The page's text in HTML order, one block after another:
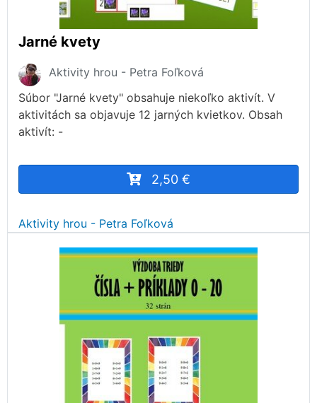
Jarné kvety
Aktivity hrou - Petra Foľková
Súbor "Jarné kvety" obsahuje niekoľko aktivít. V
aktivitách sa objavuje 12 jarných kvietkov. Obsah
aktivít: -
2,50 €
Aktivity hrou - Petra Foľková